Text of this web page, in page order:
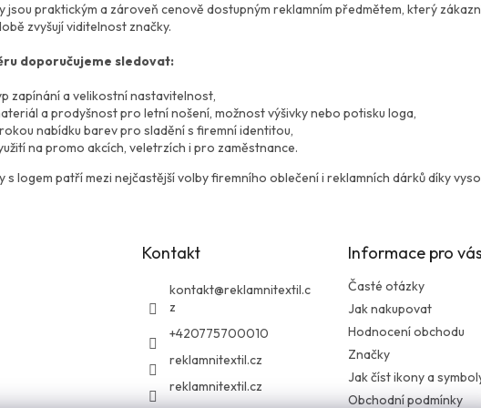
í
v
i
n
jsou praktickým a zároveň cenově dostupným reklamním předmětem, který
zvyšují viditelnost značky.
doporučujeme sledovat:
zapínání a velikostní nastavitelnost,
a prodyšnost pro letní nošení, možnost výšivky nebo potisku loga,
nabídku barev pro sladění s firemní identitou,
na promo akcích, veletrzích i pro zaměstnance.
s logem patří mezi nejčastější volby firemního oblečení i reklamních dárků díky
Kontakt
kontakt@reklamnitextil.c
z
+420775700010
reklamnitextil.cz
reklamnitextil.cz
Informace pro vás
Časté otázky
Jak nakupovat
Hodnocení obchodu
Značky
Jak číst ikony a
Obchodní podmínky